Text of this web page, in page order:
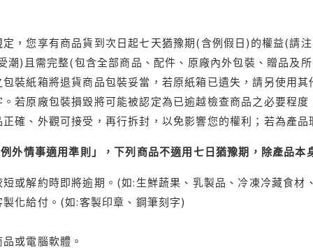
，您享有商品貨到次日起七天猶豫期(含例假日)的權益(請
潮)且需完整(包含全部商品、配件、原廠內外包裝、贈品及
裝紙箱將退貨商品包裝妥當，若原紙箱已遺失，請另使用
若原廠包裝損毀將可能被認定為已逾越檢查商品之必要程
確、外觀可接受，再行拆封，以免影響您的權利；若為產
外情事適用準則」，下列商品不適用七日猶豫期，除產品本
或解約時即將逾期。(如:生鮮蔬果、乳製品、冷凍冷藏食材
化給付。(如:客製印章、鋼筆刻字)
或電腦軟體。